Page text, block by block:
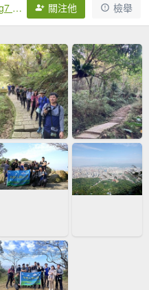
年輕人爬山趣登山協會 Hiking7 Association 關注他 檢舉